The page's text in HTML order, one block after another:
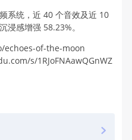
系统，近 40 个音效及近 10
浸感增强 58.23%。
echoes-of-the-moon
s/1RJoFNAawQGnWZ